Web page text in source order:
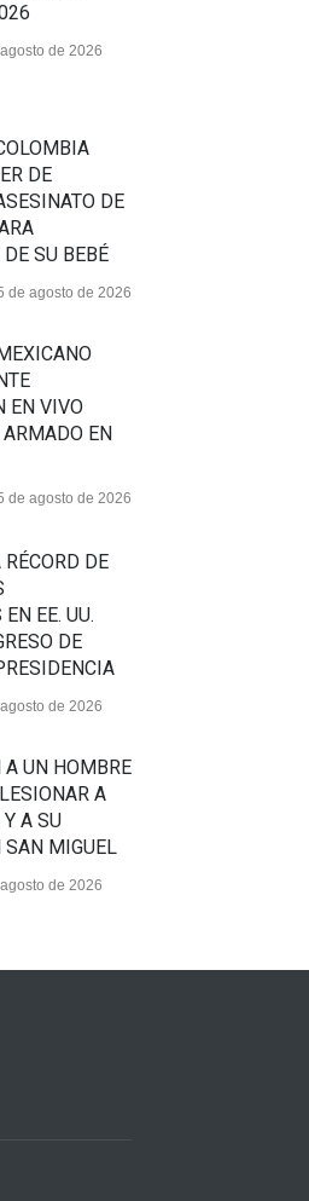
de 2026
DE
DE
SU BEBÉ
de agosto de 2026
EN VIVO
ARMADO EN
de agosto de 2026
DE
EE. UU.
DE
de 2026
A UN HOMBRE
A
A SU
SAN MIGUEL
de 2026